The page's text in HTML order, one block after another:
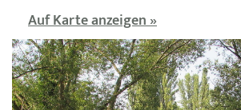
Auf Karte anzeigen »